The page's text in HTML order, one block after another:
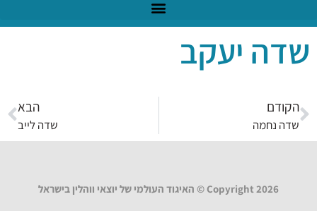
שדה יעקב
הקודם
שדה נחמה
הבא
שדה לייב
Copyright 2026 © האיגוד העולמי של יוצאי ווהלין בישראל